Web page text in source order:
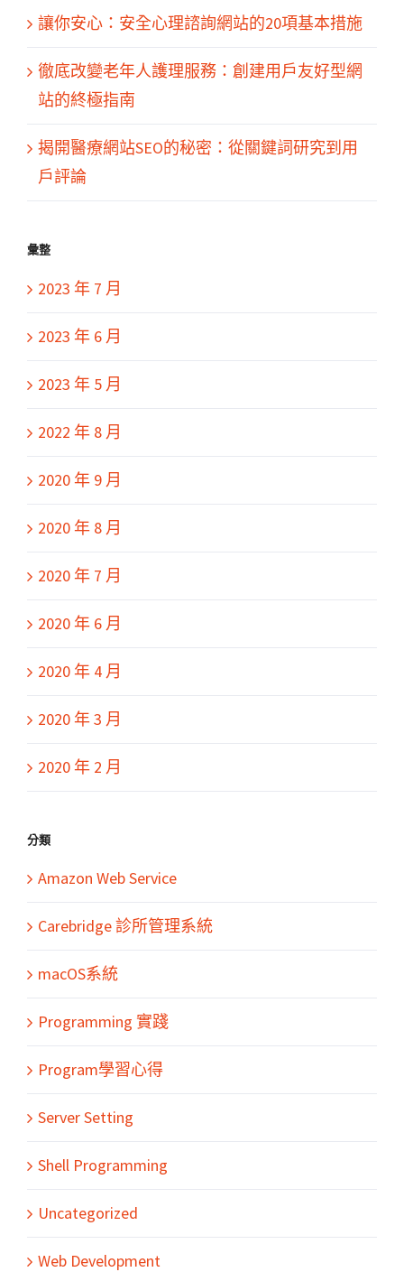
讓你安心：安全心理諮詢網站的20項基本措施
徹底改變老年人護理服務：創建用戶友好型網
站的終極指南
揭開醫療網站SEO的秘密：從關鍵詞研究到用
戶評論
彙整
2023 年 7 月
2023 年 6 月
2023 年 5 月
2022 年 8 月
2020 年 9 月
2020 年 8 月
2020 年 7 月
2020 年 6 月
2020 年 4 月
2020 年 3 月
2020 年 2 月
分類
Amazon Web Service
Carebridge 診所管理系統
macOS系統
Programming 實踐
Program學習心得
Server Setting
Shell Programming
Uncategorized
Web Development